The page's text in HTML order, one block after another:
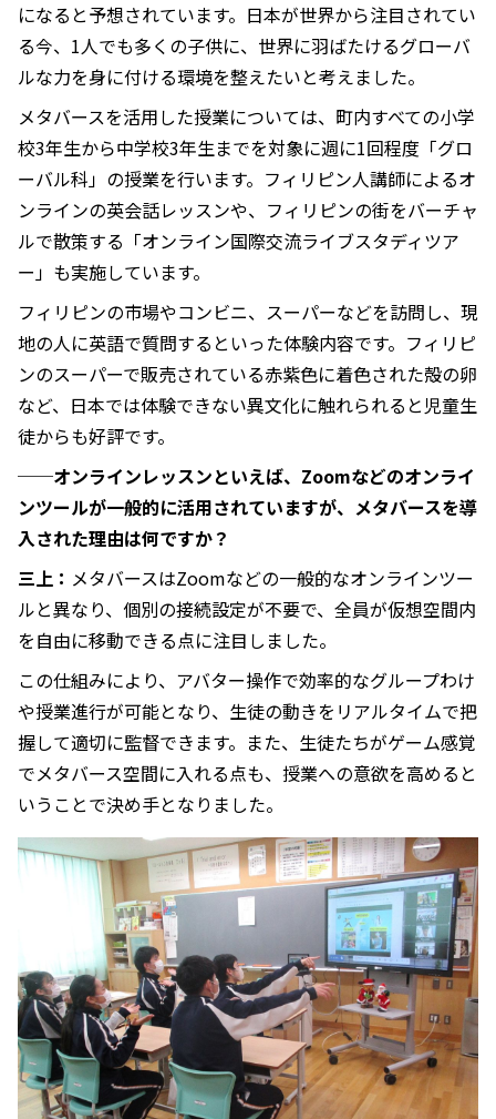
になると予想されています。日本が世界から注目されてい
る今、1人でも多くの子供に、世界に羽ばたけるグローバ
ルな力を身に付ける環境を整えたいと考えました。
メタバースを活用した授業については、町内すべての小学
校3年生から中学校3年生までを対象に週に1回程度「グロ
ーバル科」の授業を行います。フィリピン人講師によるオ
ンラインの英会話レッスンや、フィリピンの街をバーチャ
ルで散策する「オンライン国際交流ライブスタディツア
ー」も実施しています。
フィリピンの市場やコンビニ、スーパーなどを訪問し、現
地の人に英語で質問するといった体験内容です。フィリピ
ンのスーパーで販売されている赤紫色に着色された殻の卵
など、日本では体験できない異文化に触れられると児童生
徒からも好評です。
──オンラインレッスンといえば、Zoomなどのオンライ
ンツールが一般的に活用されていますが、メタバースを導
入された理由は何ですか？
三上： メタバースはZoomなどの一般的なオンラインツー
ルと異なり、個別の接続設定が不要で、全員が仮想空間内
を自由に移動できる点に注目しました。
この仕組みにより、アバター操作で効率的なグループわけ
や授業進行が可能となり、生徒の動きをリアルタイムで把
握して適切に監督できます。また、生徒たちがゲーム感覚
でメタバース空間に入れる点も、授業への意欲を高めると
いうことで決め手となりました。